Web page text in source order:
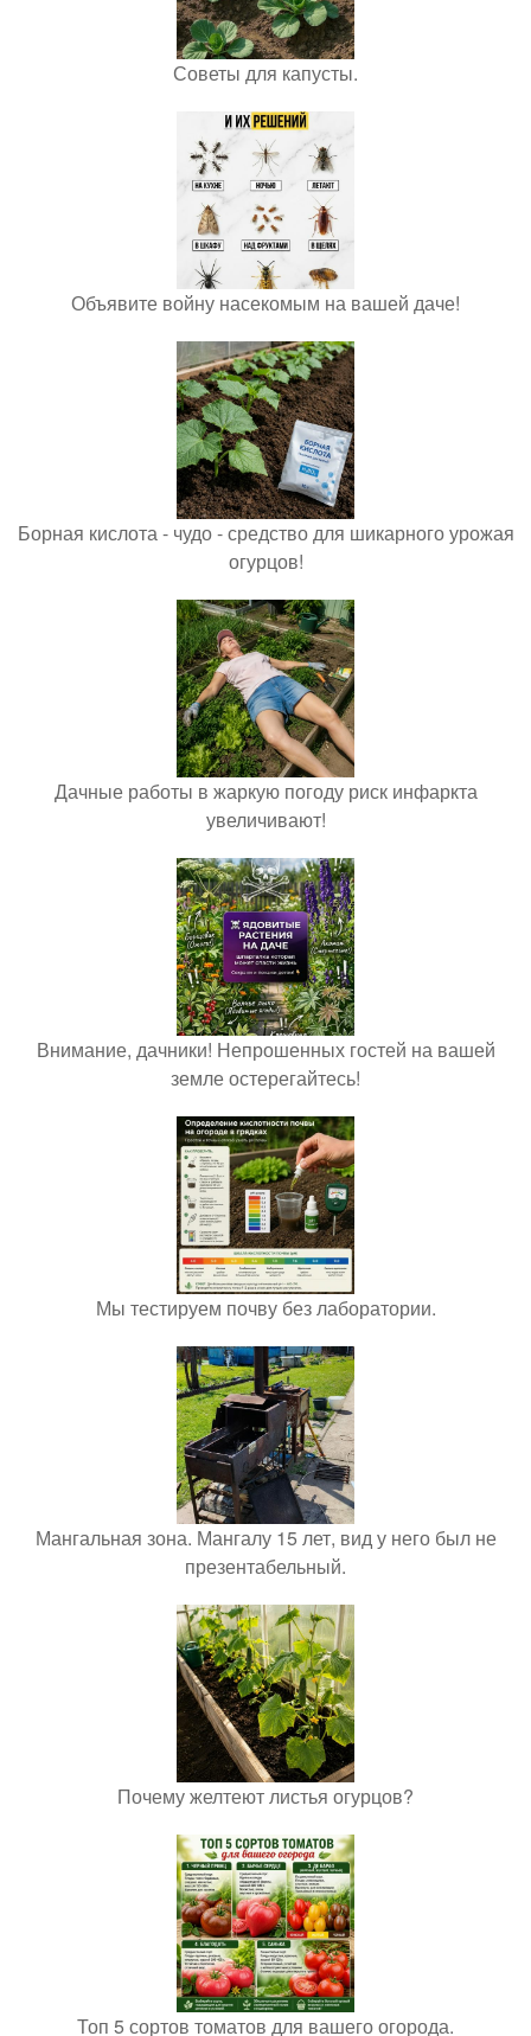
Советы для капусты.
Объявите войну насекомым на вашей даче!
Борная кислота - чудо - средство для шикарного урожая
огурцов!
Дачные работы в жаркую погоду риск инфаркта
увеличивают!
Внимание, дачники! Непрошенных гостей на вашей
земле остерегайтесь!
Мы тестируем почву без лаборатории.
Мангальная зона. Мангалу 15 лет, вид у него был не
презентабельный.
Почему желтеют листья огурцов?
Топ 5 сортов томатов для вашего огорода.